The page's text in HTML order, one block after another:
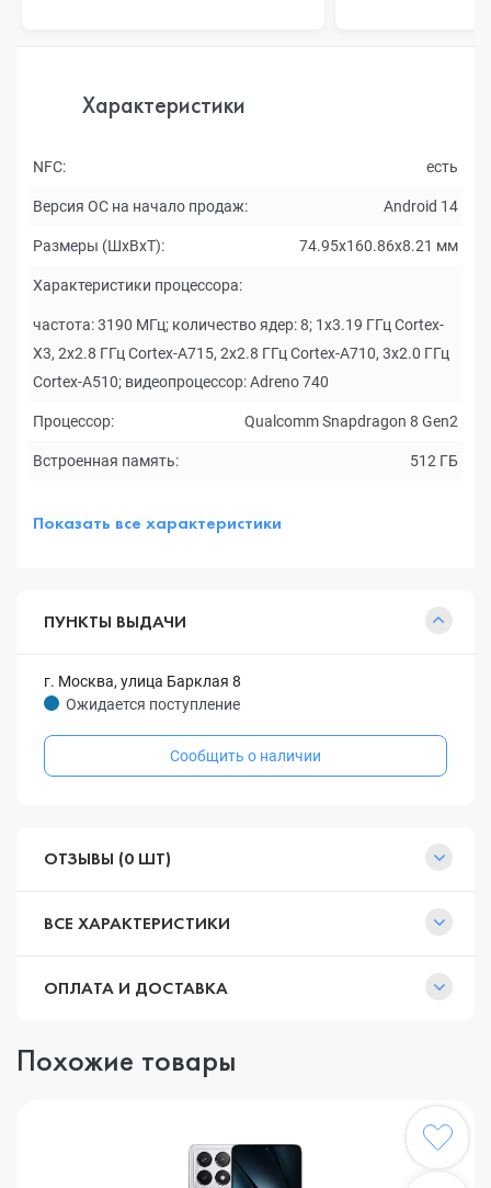
Характеристики
NFC: есть
Версия ОС на начало продаж: Android 14
Размеры (ШxВxТ): 74.95x160.86x8.21 мм
Характеристики процессора:
частота: 3190 МГц; количество ядер: 8; 1x3.19 ГГц Cortex-
X3, 2x2.8 ГГц Cortex-A715, 2x2.8 ГГц Cortex-A710, 3x2.0 ГГц
Cortex-A510; видеопроцессор: Adreno 740
Процессор: Qualcomm Snapdragon 8 Gen2
Встроенная память: 512 ГБ
Показать все характеристики
ПУНКТЫ ВЫДАЧИ
г. Москва, улица Барклая 8
Ожидается поступление
Сообщить о наличии
ОТЗЫВЫ (0 ШТ)
ВСЕ ХАРАКТЕРИСТИКИ
ОПЛАТА И ДОСТАВКА
Похожие товары